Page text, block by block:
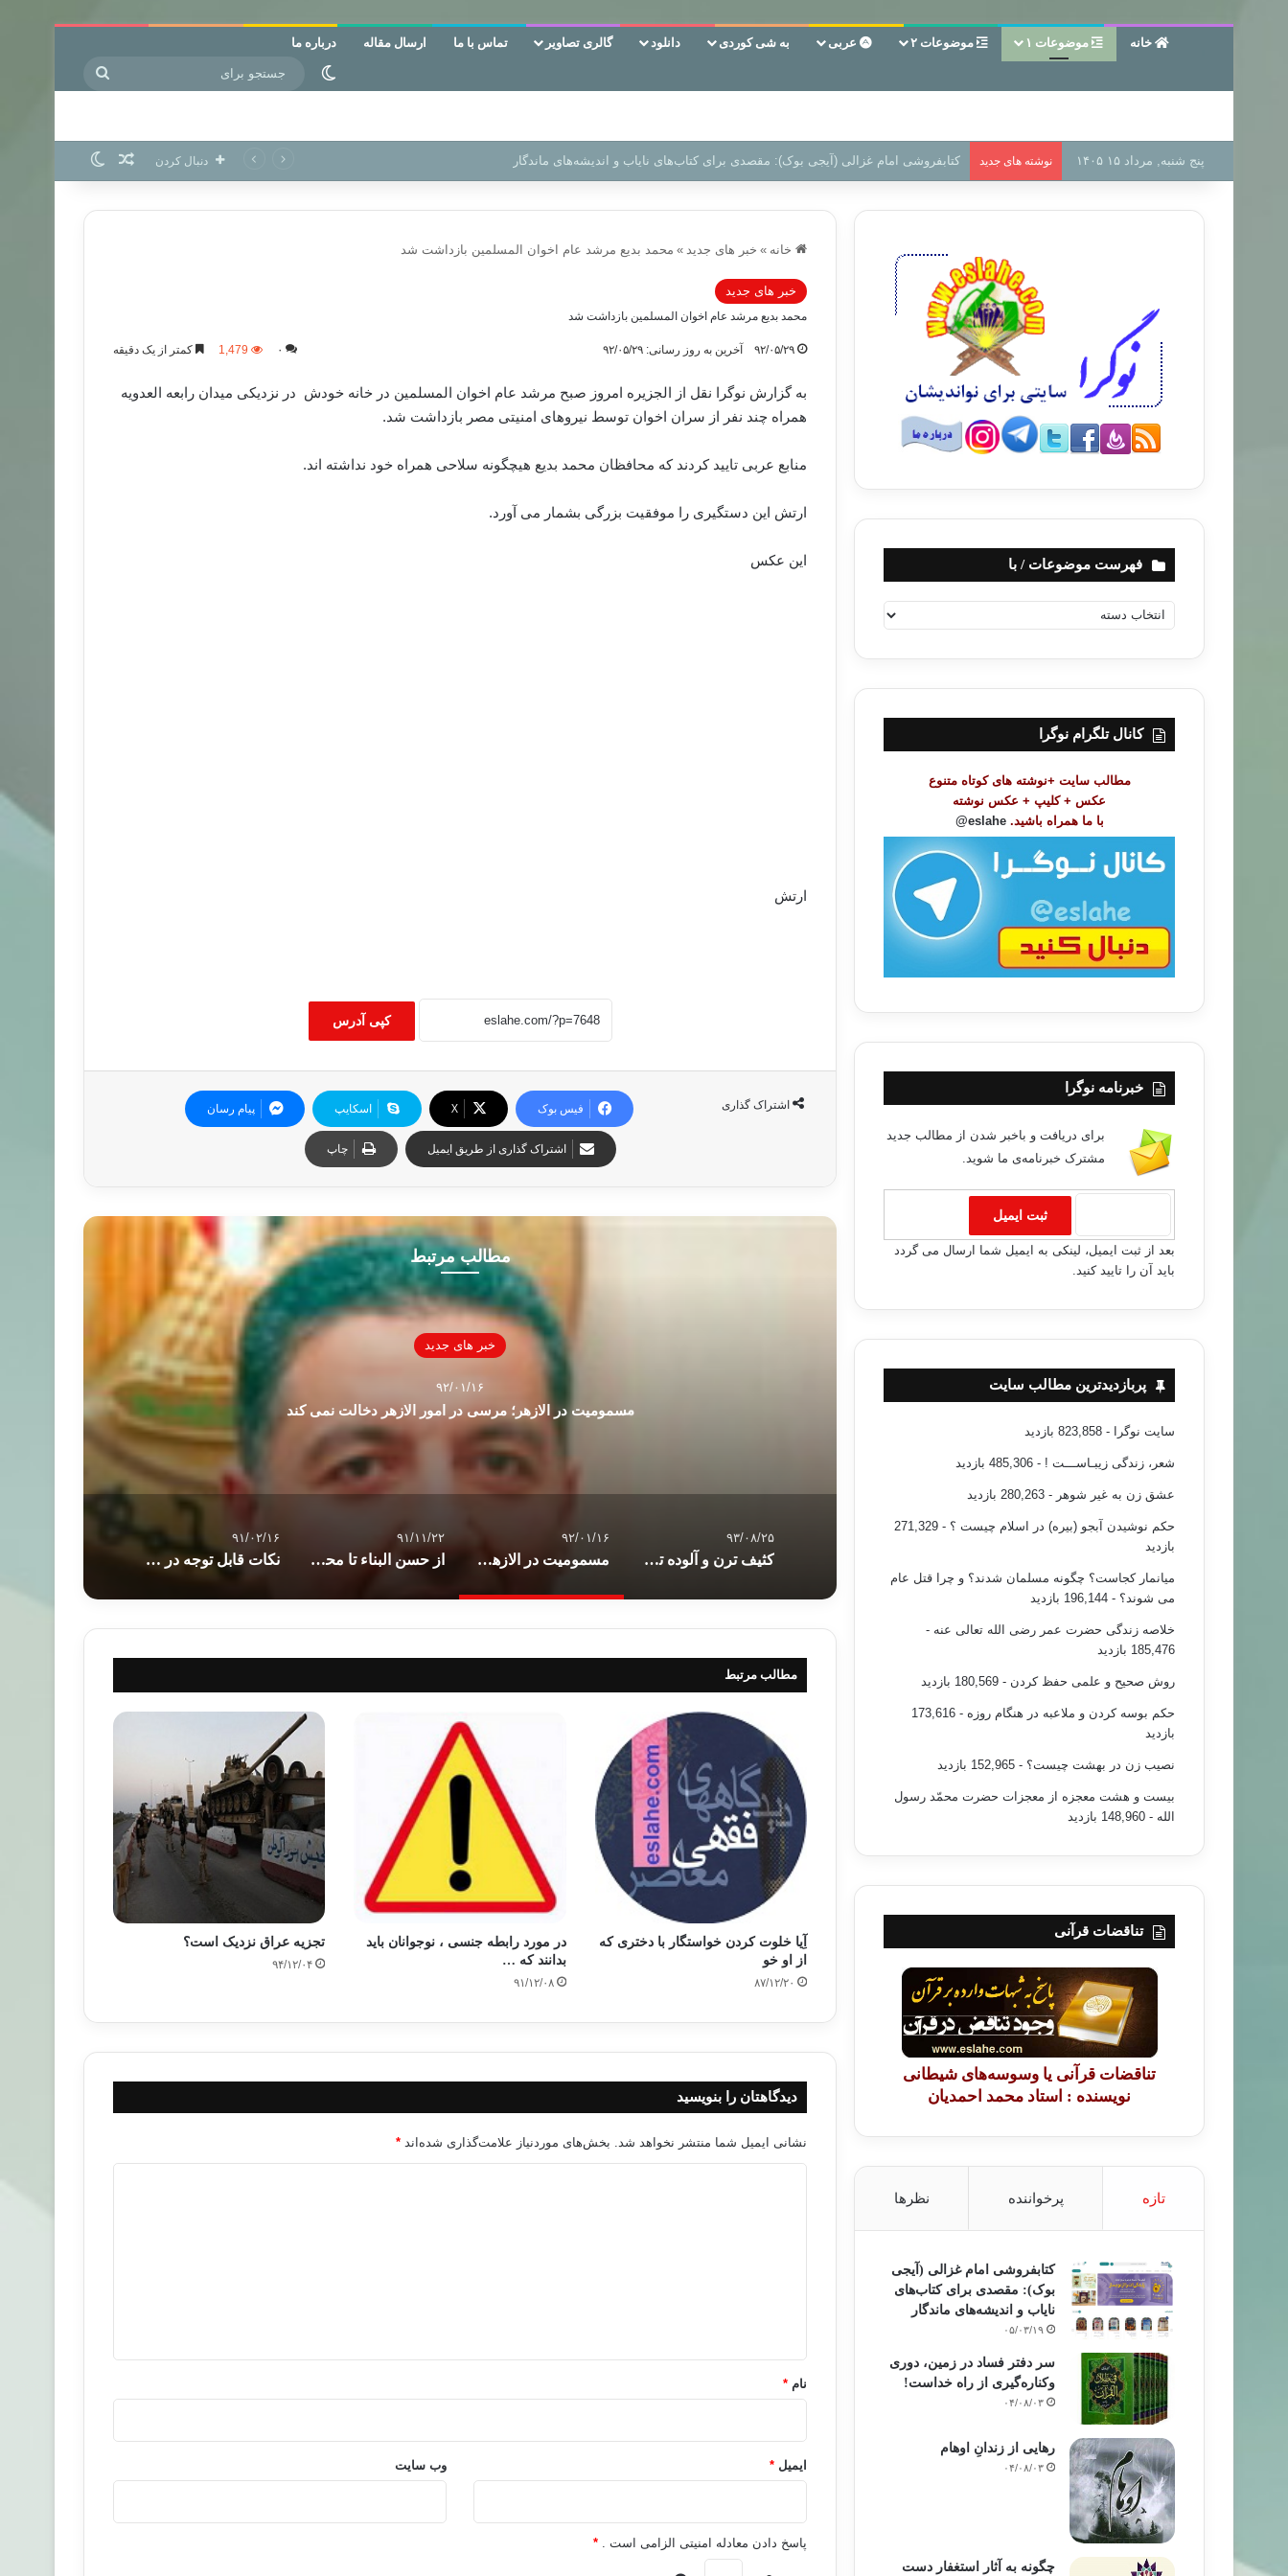
خانه موضوعات ۱ موضوعات ۲ عربی به شی کوردی دانلود گالری تصاویر تماس با ما ارسال مقاله درباره ما
تغییر پوسته
پنج شنبه, مرداد ۱۵ ۱۴۰۵ نوشته های جدید سر دفتر فساد در زمین‌، دوری وکناره‌گیری از راه خداست‌! دنبال کردن نوشته تصادفی
خانه » خبر های جدید » محمد بدیع مرشد عام اخوان المسلمین بازداشت شد
خبر های جدید
محمد بدیع مرشد عام اخوان المسلمین بازداشت شد
۹۲/۰۵/۲۹ آخرین به روز رسانی: ۹۲/۰۵/۲۹ ۰ 1,479 کمتر از یک دقیقه
به گزارش نوگرا نقل از الجزیره امروز صبح مرشد عام اخوان المسلمین در خانه خودش در نزدیکی میدان رابعه العدویه
همراه چند نفر از سران اخوان توسط نیروهای امنیتی مصر بازداشت شد.
منابع عربی تایید کردند که محافظان محمد بدیع هیچگونه سلاحی همراه خود نداشته اند.
ارتش این دستگیری را موفقیت بزرگی بشمار می آورد.
این عکس
ارتش
کپی آدرس
اشتراک گذاری فیس بوک X اسکایپ پیام رسان
اشتراک گذاری از طریق ایمیل چاپ
مطالب مرتبط
علمی ، پزشک خبر های جدید
۹۲/۰۱/۱۶
مسمومیت در الازهر؛ مرسی در امور الازهر دخالت نمی کند
۹۳/۰۸/۲۵
کثیف ترن و آلوده ترین چیز و مکان خانه شما … ؟!
۹۲/۰۱/۱۶
مسمومیت در الازهر؛ مرسی در امور الازهر دخالت نمی کند
۹۱/۱۱/۲۲
از حسن البناء تا محمود بدیع، رهبران اخوان را بشناسید + عکس
۹۱/۰۲/۱۶
نکات قابل توجه در تنبیه کودکان
مطالب مرتبط
آِیا خلوت کردن خواستگار با دختری که
از او خو
۸۷/۱۲/۲۰
در مورد رابطه جنسی ، نوجوانان باید
بدانند که …
۹۱/۱۲/۰۸
تجزیه عراق نزدیک است؟
۹۴/۱۲/۰۴
دیدگاهتان را بنویسید
نشانی ایمیل شما منتشر نخواهد شد. بخش‌های موردنیاز علامت‌گذاری شده‌اند *
نام *
ایمیل * وب‌ سایت
پاسخ دادن معادله امنیتی الزامی است . *
فهرست موضوعات / با
ه
ت
ض
کانال تلگرام نوگرا
مطالب سایت +نوشته های کوتاه متنوع
عکس + کلیپ + عکس نوشته
با ما همراه باشید. eslahe@
خبرنامه نوگرا
برای دریافت و باخبر شدن از مطالب جدید
مشترک خبرنامه‌ی ما شوید.
بعد از ثبت ایمیل، لینکی به ایمیل شما ارسال می گردد
باید آن را تایید کنید.
پربازدیدترین مطالب سایت
سایت نوگرا - 823,858 بازدید
شعر، زندگی زیبـاســـت ! - 485,306 بازدید
عشق زن به غیر شوهر - 280,263 بازدید
حکم نوشیدن آبجو (بیره) در اسلام چیست ؟
- 271,329
بازدید
میانمار کجاست؟ چگونه مسلمان شدند؟ و چرا قتل عام
می شوند؟ - 196,144 بازدید
خلاصه زندگی حضرت عمر رضی الله تعالی عنه -
185,476 بازدید
روش صحیح و علمی حفظ کردن - 180,569 بازدید
حکم بوسه کردن و ملاعبه در هنگام روزه
- 173,616
بازدید
نصیب زن در بهشت چیست؟ - 152,965 بازدید
بیست و هشت معجزه از معجزات حضرت محمّد رسول
الله - 148,960 بازدید
تناقضات قرآنی
تناقضات قرآنی یا وسوسه‌های شیطانی
نویسنده : استاد محمد احمدیان
تازه پرخواننده نظرها
کتابفروشی امام غزالی (آیجی
بوک): مقصدی برای کتاب‌های
نایاب و اندیشه‌های ماندگار
۰۵/۰۳/۱۹
سر دفتر فساد در زمین‌، دوری
وکناره‌گیری از راه خداست‌!
۰۴/۰۸/۰۳
رهایی از زندانِ اوهام
۰۴/۰۸/۰۳
چگونه به آثار استغفار دست